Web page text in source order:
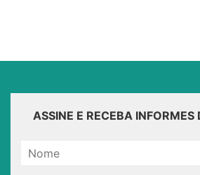
ASSINE E RECEBA INFORMES